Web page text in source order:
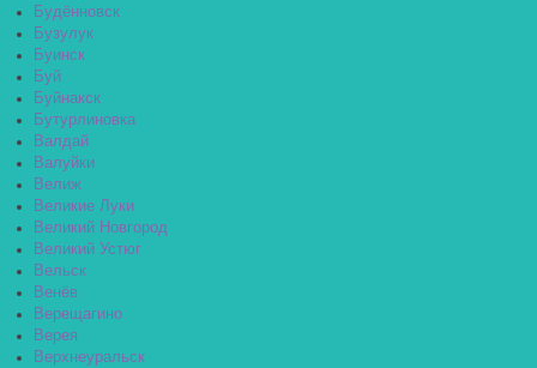
Будённовск
Бузулук
Буинск
Буй
Буйнакск
Бутурлиновка
Валдай
Валуйки
Велиж
Великие Луки
Великий Новгород
Великий Устюг
Вельск
Венёв
Верещагино
Верея
Верхнеуральск